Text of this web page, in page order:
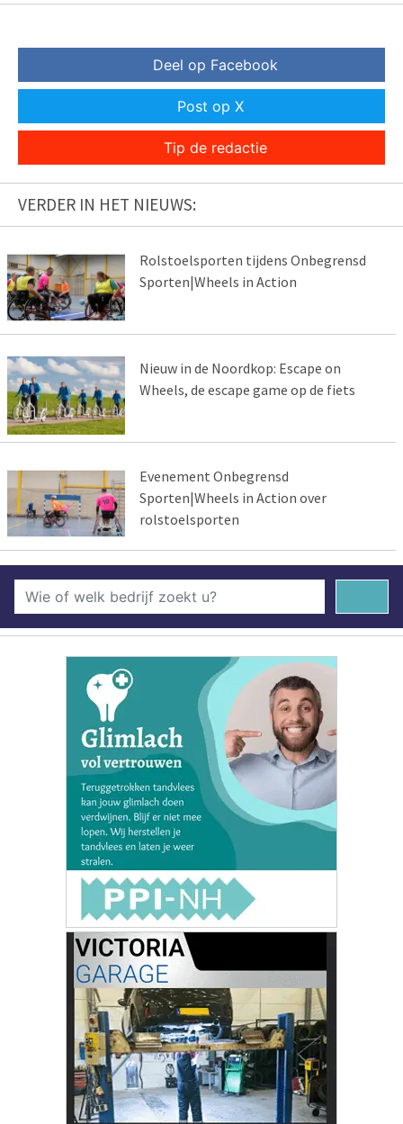
Deel op Facebook
Post op X
Tip de redactie
VERDER IN HET NIEUWS:
Rolstoelsporten tijdens Onbegrensd
Sporten|Wheels in Action
Nieuw in de Noordkop: Escape on
Wheels, de escape game op de fiets
Evenement Onbegrensd
Sporten|Wheels in Action over
rolstoelsporten